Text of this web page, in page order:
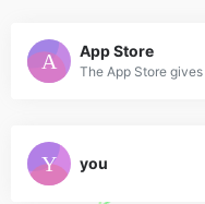
App Store
you